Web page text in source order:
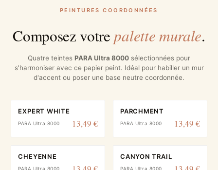
PEINTURES COORDONNÉES
Composez votrepalette murale.
Quatre teintes PARA Ultra 8000 sélectionnées pour
s'harmoniser avec ce papier peint. Idéal pour habiller un mur
d'accent ou poser une base neutre coordonnée.
EXPERT WHITE
PARA Ultra 8000 13,49 €
PARCHMENT
PARA Ultra 8000 13,49 €
CHEYENNE
PARA Ultra 8000
CANYON TRAIL
PARA Ultra 8000